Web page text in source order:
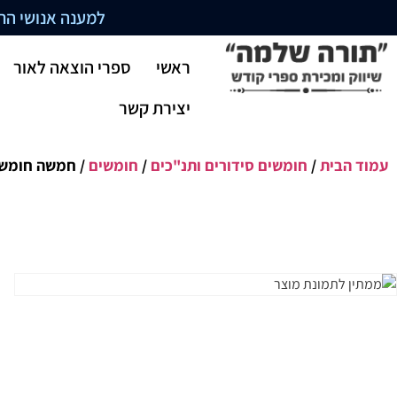
למענה אנושי התקשרו
ראשי
ספרי הוצאה לאור
יצירת קשר
עמוד הבית/ חומשים סידורים ותנ"כים / חומשים / חמשה